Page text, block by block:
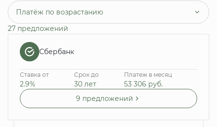
Платёж по возрастанию
27 предложений
Сбербанк
Ставка от
2.9%
Срок до
30 лет
Платеж в месяц
53 306 руб.
9 предложений